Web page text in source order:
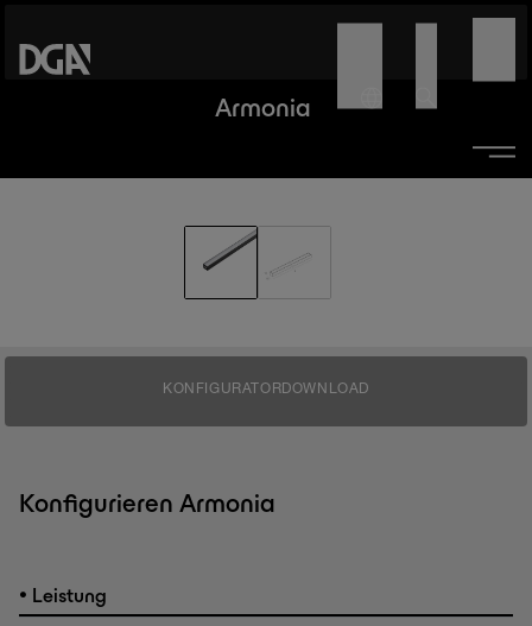
Armonia
KONFIGURATORDOWNLOAD
Konfigurieren Armonia
• Leistung